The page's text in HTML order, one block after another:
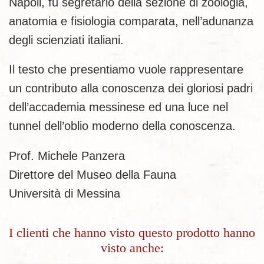
ana­tomia e fisiologia comparata, nell’adunanza
degli scienziati italiani.
Il testo che presentiamo vuole rappresentare
un contributo alla conoscenza dei gloriosi padri
dell’accademia messinese ed una luce nel
tunnel dell’oblio moderno della conoscenza.
Prof. Michele Panzera
Direttore del Museo della Fauna
Università di Messina
I clienti che hanno visto questo prodotto hanno
visto anche: